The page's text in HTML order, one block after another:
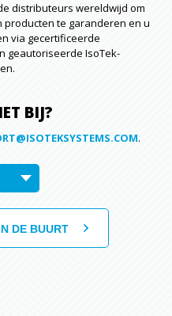
distributeurs wereldwijd om
te garanderen en u
via gecertificeerde
geautoriseerde IsoTek-
BIJ?
.